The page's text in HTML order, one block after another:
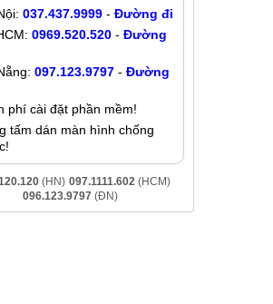
037.437.9999- Đường đi
0969.520.520- Đường
097.123.9797- Đường
phí cài đặt phần mềm!
tấm dán màn hình chống
(HN) 097.1111.602 (HCM)
096.123.9797 (ĐN)